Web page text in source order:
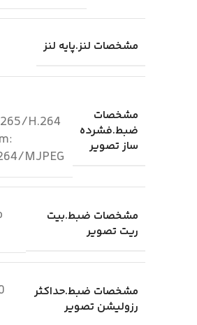
مشخصات لنز.پایه لنز
مشخصات
ضبط.فشرده
ساز تصویر
H.264
MJPEG
مشخصات ضبط.بیت
ریت تصویر
مشخصات ضبط.حداکثر
رزولیشن تصویر